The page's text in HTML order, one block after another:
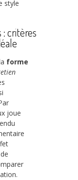
style
critères
forme
joue